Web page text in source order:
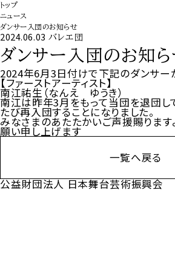
トップ
ニュース
ダンサー入団のお知らせ
2024.06.03 バレエ団
ダンサー入団のお知
2024年6月3日付けで下記のダンサー
【ファーストアーティスト】
南江祐生（なんえ ゆうき）
南江は昨年3月をもって当団を退団し
たび再入団することになりました。
みなさまのあたたかいご声援賜ります
願い申し上げます
一覧へ戻る
公益財団法人 日本舞台芸術振興会